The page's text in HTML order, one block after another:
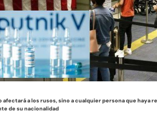
afectará a los rusos, sino a cualquier persona que haya
de su nacionalidad